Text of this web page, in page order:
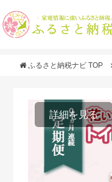
ふるさと納税ナビ TOP
詳細を見る